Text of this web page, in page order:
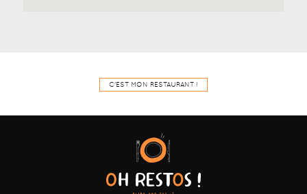
C'EST MON RESTAURANT !